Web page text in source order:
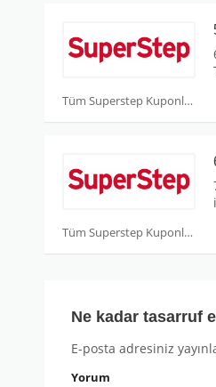
Tüm Superstep Kuponları
Tüm Superstep Kuponları
Ne kadar tasarruf
E-posta adresiniz
Yorum